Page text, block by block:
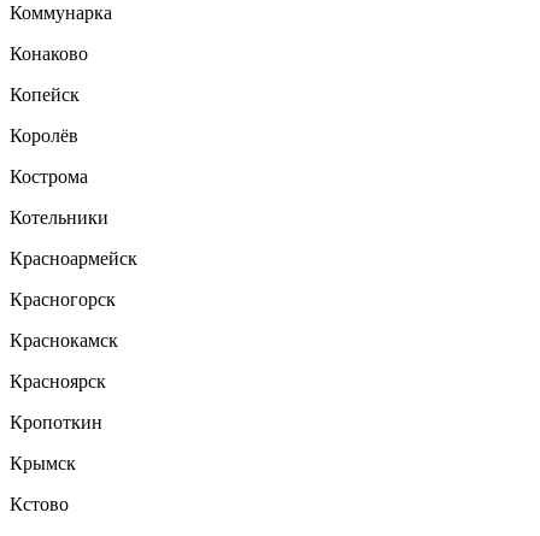
Коммунарка
Конаково
Копейск
Королёв
Кострома
Котельники
Красноармейск
Красногорск
Краснокамск
Красноярск
Кропоткин
Крымск
Кстово